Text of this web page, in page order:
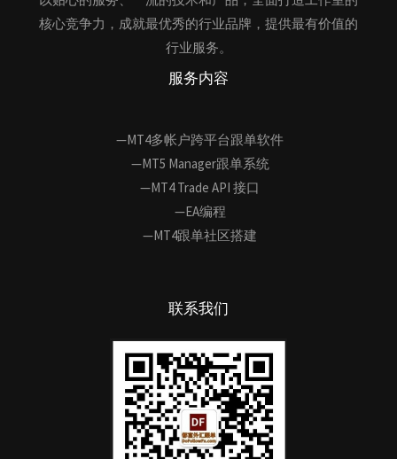
核心竞争力，成就最优秀的行业品牌，提供最有价值的
行业服务。
服务内容
—MT4多帐户跨平台跟单软件
—MT5 Manager跟单系统
—MT4 Trade API 接口
—EA编程
—MT4跟单社区搭建
联系我们